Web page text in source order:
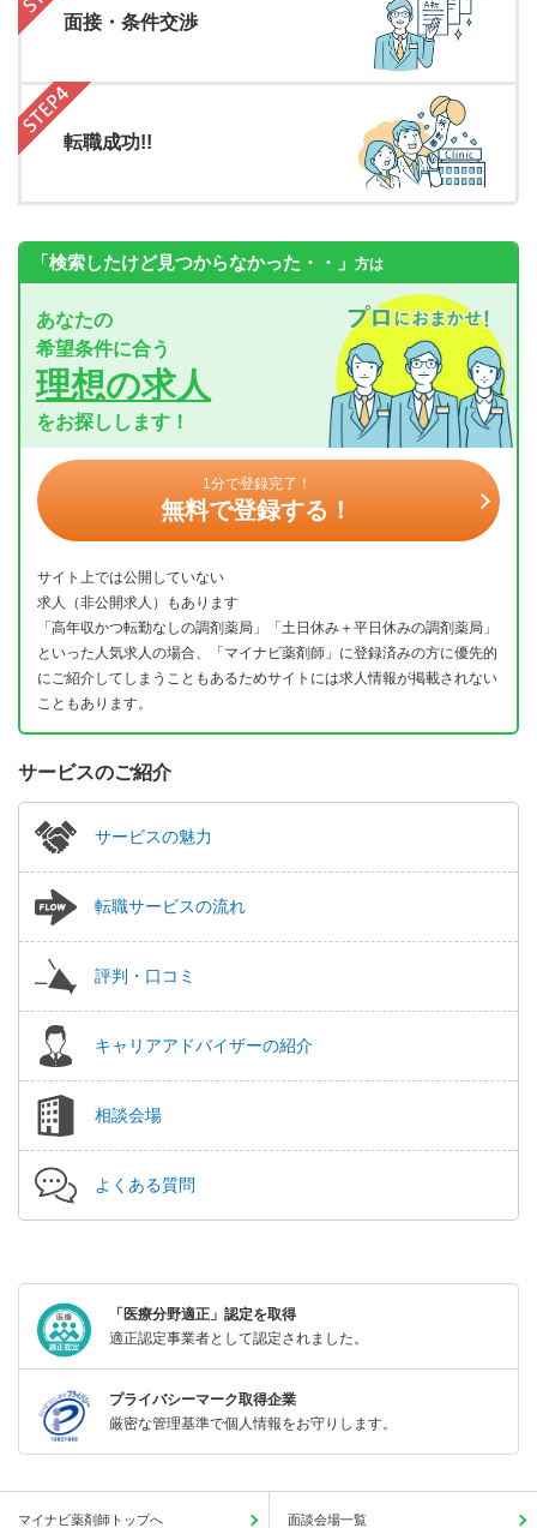
面接・条件交渉
転職成功!!
「検索したけど見つからなかった・・」 方は
あなたの
希望条件に合う
理想の求人
をお探しします！
1分で登録完了！
無料で登録する！
サイト上では公開していない
求人（非公開求人）もあります
「高年収かつ転勤なしの調剤薬局」「土日休み＋平日休みの調剤薬局」
といった人気求人の場合、「マイナビ薬剤師」に登録済みの方に優先的
にご紹介してしまうこともあるためサイトには求人情報が掲載されない
こともあります。
サービスのご紹介
サービスの魅力
転職サービスの流れ
評判・口コミ
キャリアアドバイザーの紹介
相談会場
よくある質問
「医療分野適正」認定を取得
適正認定事業者として認定されました。
プライバシーマーク取得企業
厳密な管理基準で個人情報をお守りします。
マイナビ薬剤師トップへ 面談会場一覧